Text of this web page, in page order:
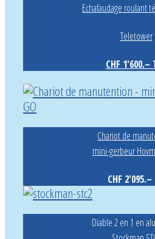
Echafaudage roulant
Teletower
CHF 1'600.–
Chariot de
mini-gerbeur
CHF 2'095.–
Diable 2 en 1 en